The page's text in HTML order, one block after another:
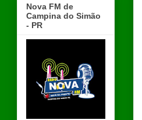
Nova FM de
Campina do Simão
- PR